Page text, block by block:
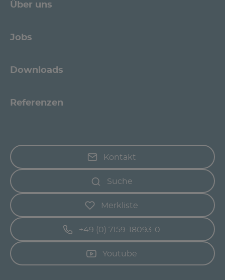
Über uns
Jobs
Downloads
Referenzen
Kontakt
Suche
Merkliste
+49 (0) 7159-18093-0
Youtube